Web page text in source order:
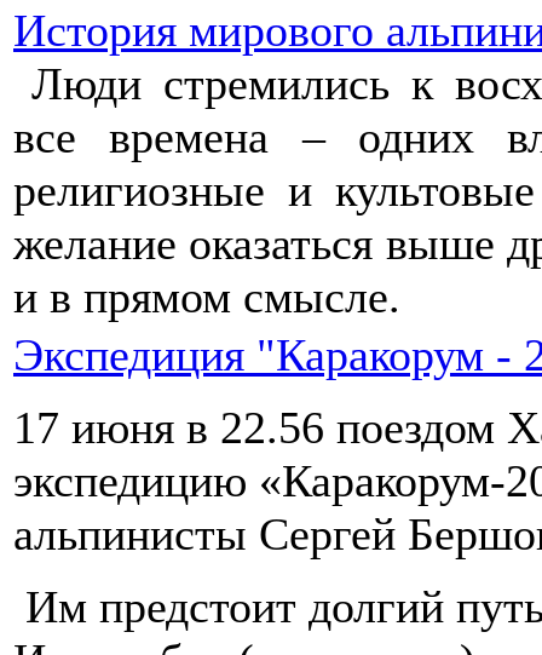
История мирового
Люди стремились к
все времена – одних
религиозные и
желание оказаться выше
и в прямом смысле.
Экспедиция "Каракорум -
17 июня в 22.56 поездом
экспедицию «Каракорум-
альпинисты Сергей
Им предстоит долгий